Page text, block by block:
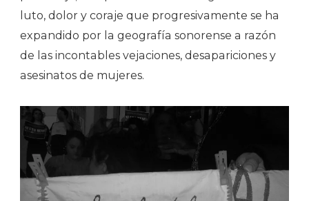
luto, dolor y coraje que progresivamente se ha
expandido por la geografía sonorense a razón
de las incontables vejaciones, desapariciones y
asesinatos de mujeres.